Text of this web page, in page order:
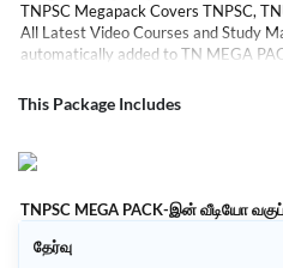
TNPSC Megapack Covers TNPSC,
All Latest Video Courses and Study
automatically added to TN MEGA
for all exams.
This Package Includes
TNPSC MEGA PACK-இன்வீடியோ
தேர்வு